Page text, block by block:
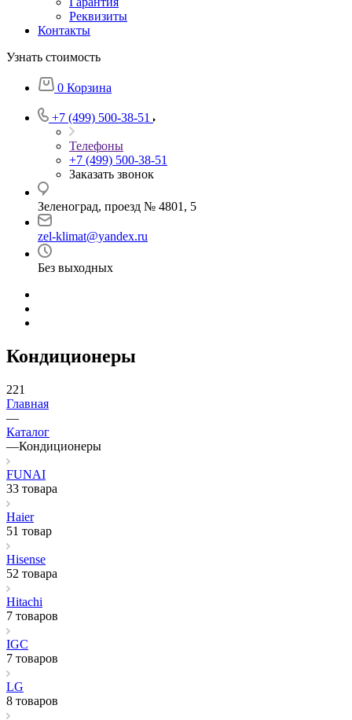
Реквизиты
Контакты
Узнать стоимость
0 Корзина
+7 (499) 500-38-51
Телефоны
+7 (499) 500-38-51
Заказать звонок
Зеленоград, проезд № 4801, 5
zel-klimat@yandex.ru
Без выходных
Кондиционеры
221
Главная
—
Каталог
—Кондиционеры
FUNAI
33 товара
Haier
51 товар
Hisense
52 товара
Hitachi
7 товаров
IGC
7 товаров
LG
8 товаров